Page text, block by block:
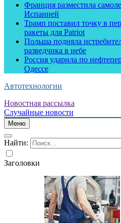
Франция разместила
Испанией
Трамп поставил точку в
ракеты для Patriot
Польша подняла
разведчика в небе
Россия ударила по
Одессе
Автотехнологии
Новостная рассылка
Случайные новости
Меню
Найти:
Заголовки